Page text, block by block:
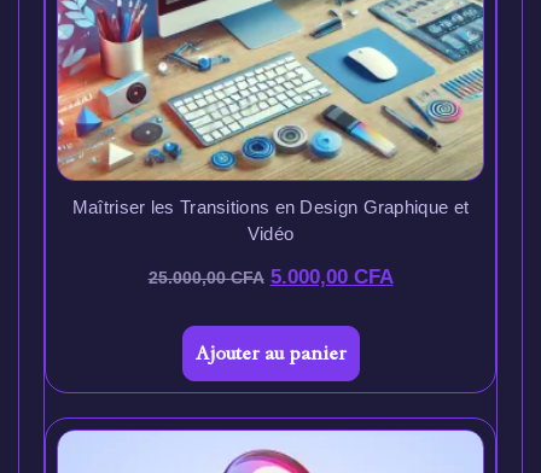
Maîtriser les Transitions en Design Graphique et
Vidéo
25.000,00CFA 5.000,00 CFA
Ajouter au panier